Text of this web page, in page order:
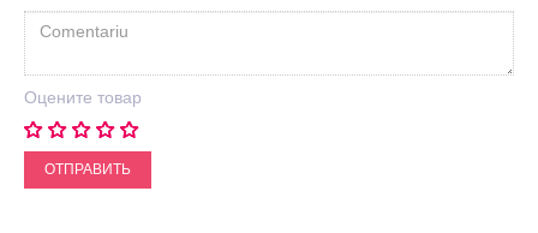
Оцените товар
ОТПРАВИТЬ